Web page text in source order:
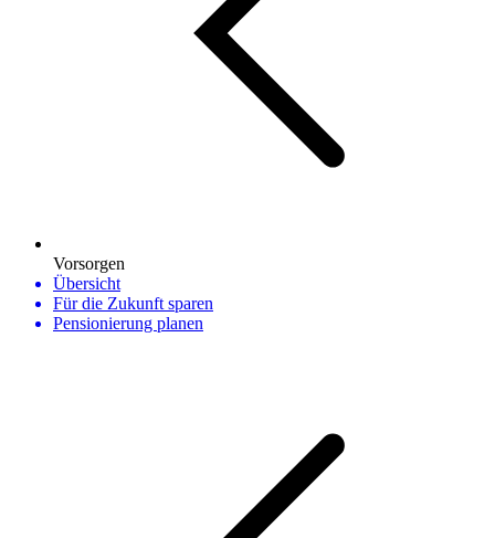
Vorsorgen
Übersicht
Für die Zukunft sparen
Pensionierung planen